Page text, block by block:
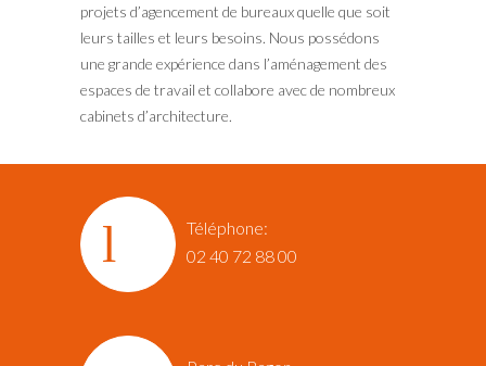
projets d’agencement de bureaux quelle que soit
leurs tailles et leurs besoins. Nous possédons
une grande expérience dans l’aménagement des
espaces de travail et collabore avec de nombreux
cabinets d’architecture.
Téléphone:
02 40 72 88 00